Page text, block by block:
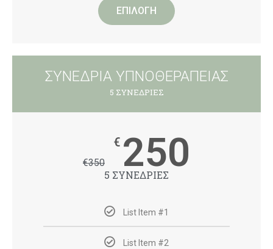
ΕΠΙΛΟΓΗ
ΣΥΝΕΔΡΙΑ ΥΠΝΟΘΕΡΑΠΕΙΑΣ
5 ΣΥΝΕΔΡΙΕΣ
€350
€ 250
5 ΣΥΝΕΔΡΙΕΣ
List Item #1
List Item #2